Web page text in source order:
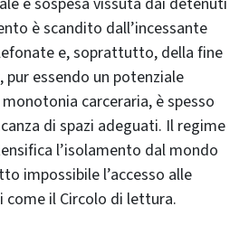
è scandito dall’incessante
e, soprattutto, della fine
pur essendo un potenziale
carceraria, è spesso
di spazi adeguati. Il regime
l’isolamento dal mondo
impossibile l’accesso alle
il Circolo di lettura.